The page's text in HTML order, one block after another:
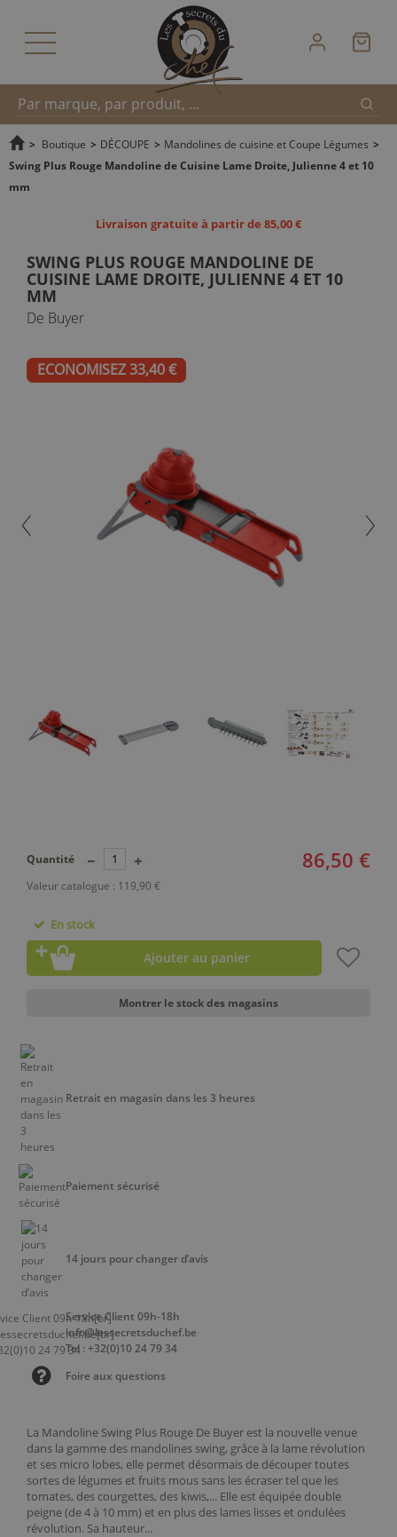
Recherche
> Boutique > DÉCOUPE > Mandolines de cuisine et Coupe Légumes >
Swing Plus Rouge Mandoline de Cuisine Lame Droite, Julienne 4 et 10
mm
Livraison gratuite à partir de 85,00 €
SWING PLUS ROUGE MANDOLINE DE
CUISINE LAME DROITE, JULIENNE 4 ET 10
MM
De Buyer
ECONOMISEZ 33,40 €
La Mandoline Swing Plus Rouge De Buyer est la nouvelle venue
dans la gamme des mandolines swing, grâce à la lame révolution
et ses micro lobes, elle permet désormais de découper toutes
sortes de légumes et fruits mous sans les écraser tel que les
tomates, des courgettes, des kiwis,... Elle est équipée double
peigne (de 4 à 10 mm) et en plus des lames lisses et ondulées
révolution. Sa hauteur...
86,50 €
Quantité
Valeur catalogue : 119,90 €
En stock
Ajouter au panier
Montrer le stock des magasins
Retrait en magasin dans les 3 heures
Paiement sécurisé
14 jours pour changer d’avis
Service Client 09h-18h
info@lessecretsduchef.be
Tel : +32(0)10 24 79 34
Foire aux questions